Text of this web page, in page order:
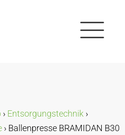
› Entsorgungstechnik ›
› Ballenpresse BRAMIDAN B30